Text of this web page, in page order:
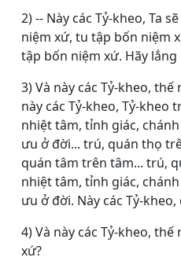
2) -- Này các Tỷ-kheo, Ta
niệm xứ, tu tập bốn niệm
tập bốn niệm xứ. Hãy lắng
3) Và này các Tỷ-kheo, thế
này các Tỷ-kheo, Tỷ-kheo
nhiệt tâm, tỉnh giác,
ưu ở đời... trú, quán thọ
quán tâm trên tâm... trú,
nhiệt tâm, tỉnh giác,
ưu ở đời. Này các Tỷ-
4) Và này các Tỷ-kheo,
xứ?